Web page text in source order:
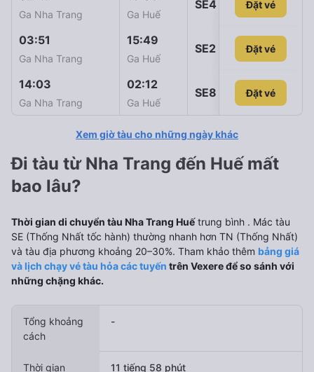
Ga Nha Trang Ga Huế
SE4 1.110.000đ
Đặt vé
03:51
Ga Nha Trang
15:49
Ga Huế
SE2 1.110.000đ
Đặt vé
14:03
Ga Nha Trang
02:12
Ga Huế
SE8 1.238.000đ
Đặt vé
Đặt vé
Xem giờ tàu cho những ngày khác
Đi tàu từ Nha Trang đến Huế mất
bao lâu?
Thời gian di chuyển tàu Nha Trang Huếtrung bình . Mác tàu
SE (Thống Nhất tốc hành) thường nhanh hơn TN (Thống Nhất)
và tàu địa phương khoảng 20–30%. Tham khảo thêm bảng giá
và lịch chạy vé tàu hỏa các tuyến trên Vexere để so sánh với
những chặng khác.
Tổng khoảng
cách
-
Thời gian 11 tiếng 58 phút